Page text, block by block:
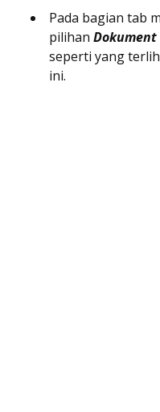
Pada bagian tab
pilihan Dokument
seperti yang
ini.